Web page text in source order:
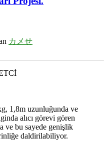
カメせ
1,8m uzunluğunda ve
alıcı görevi gören
ve bu sayede genişlik
daldirilabiliyor.